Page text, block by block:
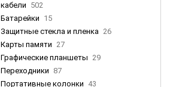
кабели 502
Батарейки 15
Защитные стекла и пленка 26
Карты памяти 27
Графические планшеты 29
Переходники 87
Портативные колонки 43